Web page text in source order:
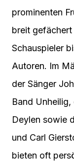
prominenten
breit
Schauspieler
Autoren. Im
der Sänger
Band
Deylen sowie
und Carl
bieten oft